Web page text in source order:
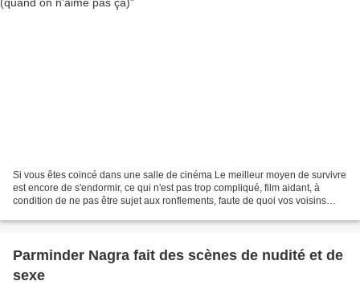
Si vous êtes coincé dans une salle de cinéma Le meilleur moyen de survivre
est encore de s'endormir, ce qui n'est pas trop compliqué, film aidant, à
condition de ne pas être sujet aux ronflements, faute de quoi vos voisins
Parminder Nagra fait des scènes de nudité et de
sexe